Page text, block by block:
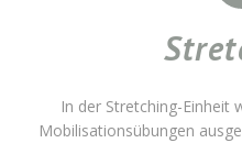
In der Stretching-Einheit
Mobilisationsübungen